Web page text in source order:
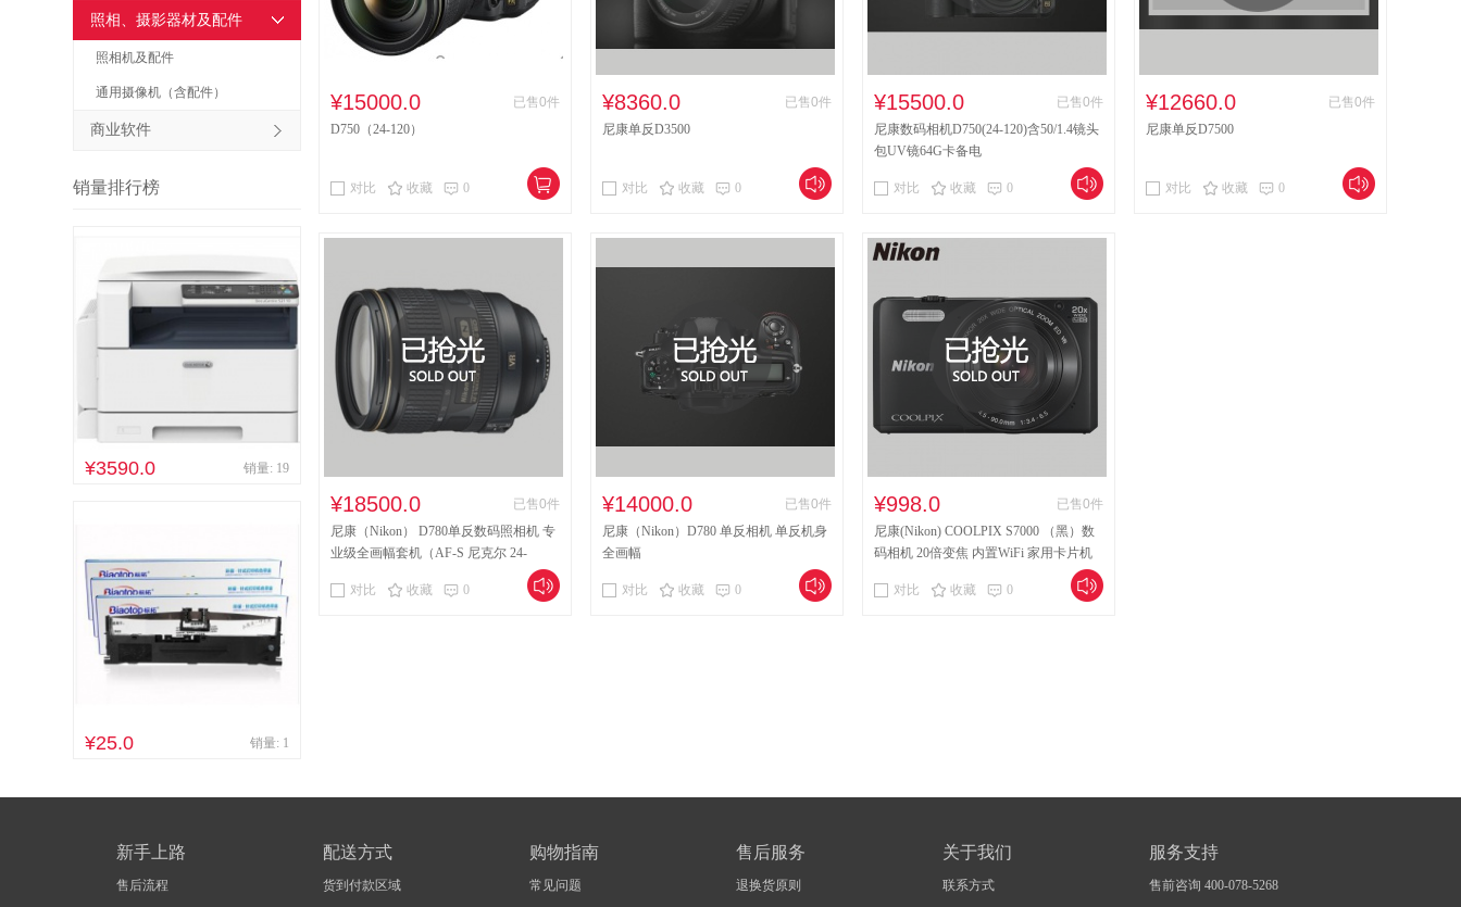
木制台、桌类 钢塑台、桌类 钢木台、桌类 藤台、桌类 轻金属台、桌类 塑料台、桌类
台、桌类 其他柜类 办公家具 多功能一体机
音视频矩阵 视频会议会议室终端 视频会议系统设备 传真机 投影仪 办公设备 空调机
电冰箱 电器设备 不间断电源(UPS) 其他交换设备 防火墙 网络设备
喷墨打印机 针式打印机 打印设备 鼓粉盒 色带 粉盒 硒鼓、墨盒（含色带） 办公耗材
照相、摄影器材及配件
照相机及配件
通用摄像机（含配件）
商业软件
销量排行榜
¥3590.0 销量: 19
¥25.0 销量: 1
¥15000.0
已售0件
D750（24-120）
对比 收藏 0
¥8360.0
已售0件
尼康单反D3500
对比 收藏 0
¥15500.0
已售0件
尼康数码相机D750(24-120)含50/1.4镜头
包UV镜64G卡备电
对比 收藏 0
¥12660.0
已售0件
尼康单反D7500
对比 收藏 0
¥18500.0
已售0件
尼康（Nikon） D780单反数码照相机 专
业级全画幅套机（AF-S 尼克尔 24-
对比
收藏 0
¥14000.0
已售0件
尼康（Nikon）D780 单反相机 单反机身
全画幅
对比 收藏 0
¥998.0
已售0件
尼康(Nikon) COOLPIX S7000 （黑）数
码相机 20倍变焦 内置WiFi 家用卡片机
对比 收藏 0
新手上路
售后流程
配送方式
货到付款区域
购物指南
常见问题
售后服务
退换货原则
关于我们
联系方式
服务支持
售前咨询 400-078-5268